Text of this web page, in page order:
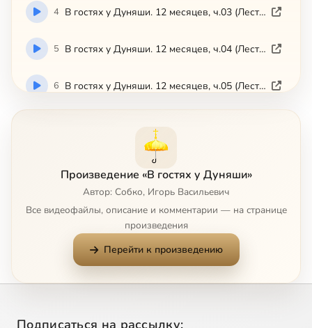
4 В гостях у Дуняши. 12 месяцев, ч.03 (Лествица)
5 В гостях у Дуняши. 12 месяцев, ч.04 (Лествица)
6 В гостях у Дуняши. 12 месяцев, ч.05 (Лествица)
Произведение «В гостях у Дуняши»
Автор: Собко, Игорь Васильевич
Все видеофайлы, описание и комментарии — на странице
произведения
Перейти к произведению